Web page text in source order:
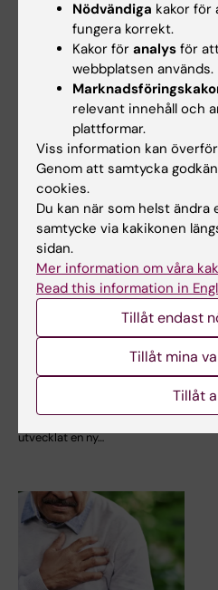
Relaterade artiklar
6 aug 2026
Ny metod skiljer
mellan friska och
sjuka immunceller i
blodprov
Institutet och SciLifeLab har
utvecklat en ny…
Nödvändiga kakor för
fungera korrekt.
Kakor för analys för
webbplatsen används.
relevant innehåll och
plattformar.
Viss information kan
Genom att samtycka
cookies.
Du kan när som helst ändra
samtycke via kakikonen
sidan.
Mer information om våra
Read this information in
Tillåt endast
Tillåt mina
Tillåt